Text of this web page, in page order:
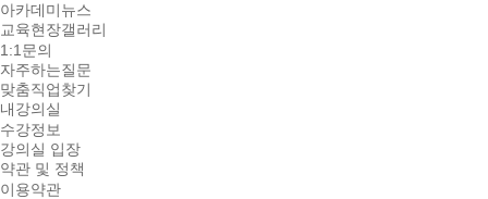
아카데미뉴스
교육현장갤러리
1:1문의
자주하는질문
맞춤직업찾기
내강의실
수강정보
강의실 입장
약관 및 정책
이용약관